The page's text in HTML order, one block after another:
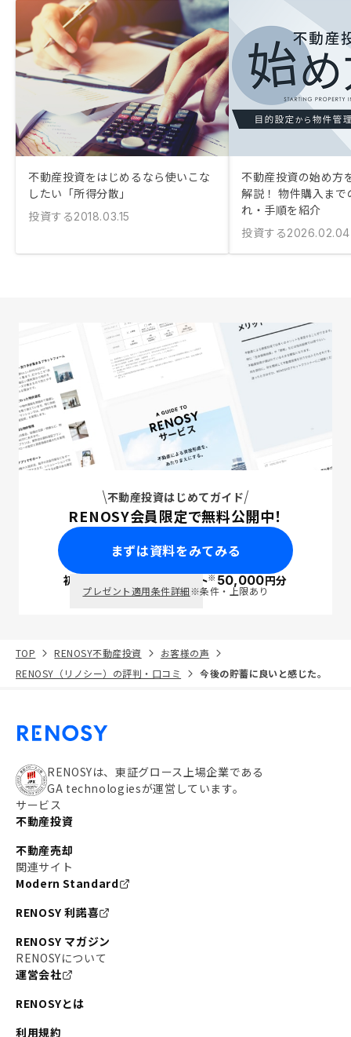
不動産投資をはじめるなら使いこな
したい「所得分散」
投資する2018.03.15
不動産投資の始め方
解説！ 物件購入まで
れ・手順を紹介
投資する2026.02.04
不動産投資はじめてガイド
RENOSY会員限定で無料公開中！
まずは資料をみてみる
初回面談で ポイント※50,000円分
プレゼント適用条件詳細※条件・上限あり
TOP RENOSY不動産投資
お客様の声
RENOSY（リノシー）の評判・口コミ
今後の貯蓄に良いと感じた。
RENOSYは、東証グロース上場企業である
GA technologiesが運営しています。
サービス
不動産投資
不動産売却
関連サイト
Modern Standard
RENOSY 利諾喜
RENOSY マガジン
RENOSYについて
運営会社
RENOSYとは
利用規約